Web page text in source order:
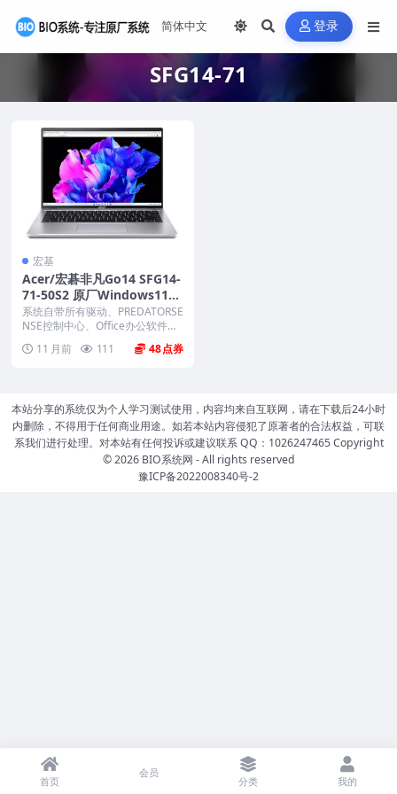
登录
SFG14-71
宏基
Acer/宏碁非凡Go14 SFG14-
71-50S2 原厂Windows11系
统 工厂文件 带一键恢复
系统自带所有驱动、PREDATORSE
NSE控制中心、Office办公软件、
11 月前 111 48
本站分享的系统仅为个人学习测试使用，内容均来自互联网，请在下载后24小时
内删除，不得用于任何商业用途。如若本站内容侵犯了原著者的合法权益，可联
系我们进行处理。对本站有任何投诉或建议联系 QQ：1026247465 Copyright
© 2026 BIO系统网 - All rights reserved
豫ICP备2022008340号-2
首页
会员
分类 我的